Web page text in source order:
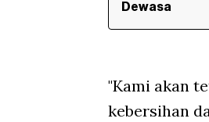
Dewasa
"Kami akan
kebersihan